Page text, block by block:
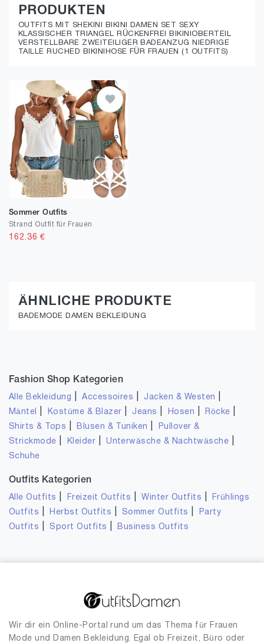
PRODUKTEN
OUTFITS MIT SHEKINI BIKINI DAMEN SET SEXY
KLASSISCHER TRIANGEL RÜCKENFREI BIKINIOBERTEIL
VERSTELLBARE ZWEITEILIGER BADEANZUG NIEDRIGE
TAILLE RUCHED BIKINIHOSE FÜR FRAUEN (1 OUTFITS)
Sommer Outfits
Strand Outfit für Frauen
162.36 €
ÄHNLICHE PRODUKTE
BADEMODE DAMEN BEKLEIDUNG
Fashion Shop Kategorien
Alle Bekleidung |Accessoires Jacken & Westen
Mäntel Kostüme & Blazer Jeans Hosen Röcke
Shirts & Tops Blusen & Tuniken
Pullover &
Strickmode
Kleider |Unterwäsche & Nachtwäsche
Schuhe
Outfits Kategorien
Alle Outfits Freizeit Outfits |Winter Outfits
Frühlings
Outfits
Herbst Outfits Sommer Outfits
Party
Outfits
Sport Outfits Business Outfits
Wir dir ein Online-Portal rund um das Thema für Frauen
Mode und Damen Bekleidung. Egal ob Freizeit, Büro oder